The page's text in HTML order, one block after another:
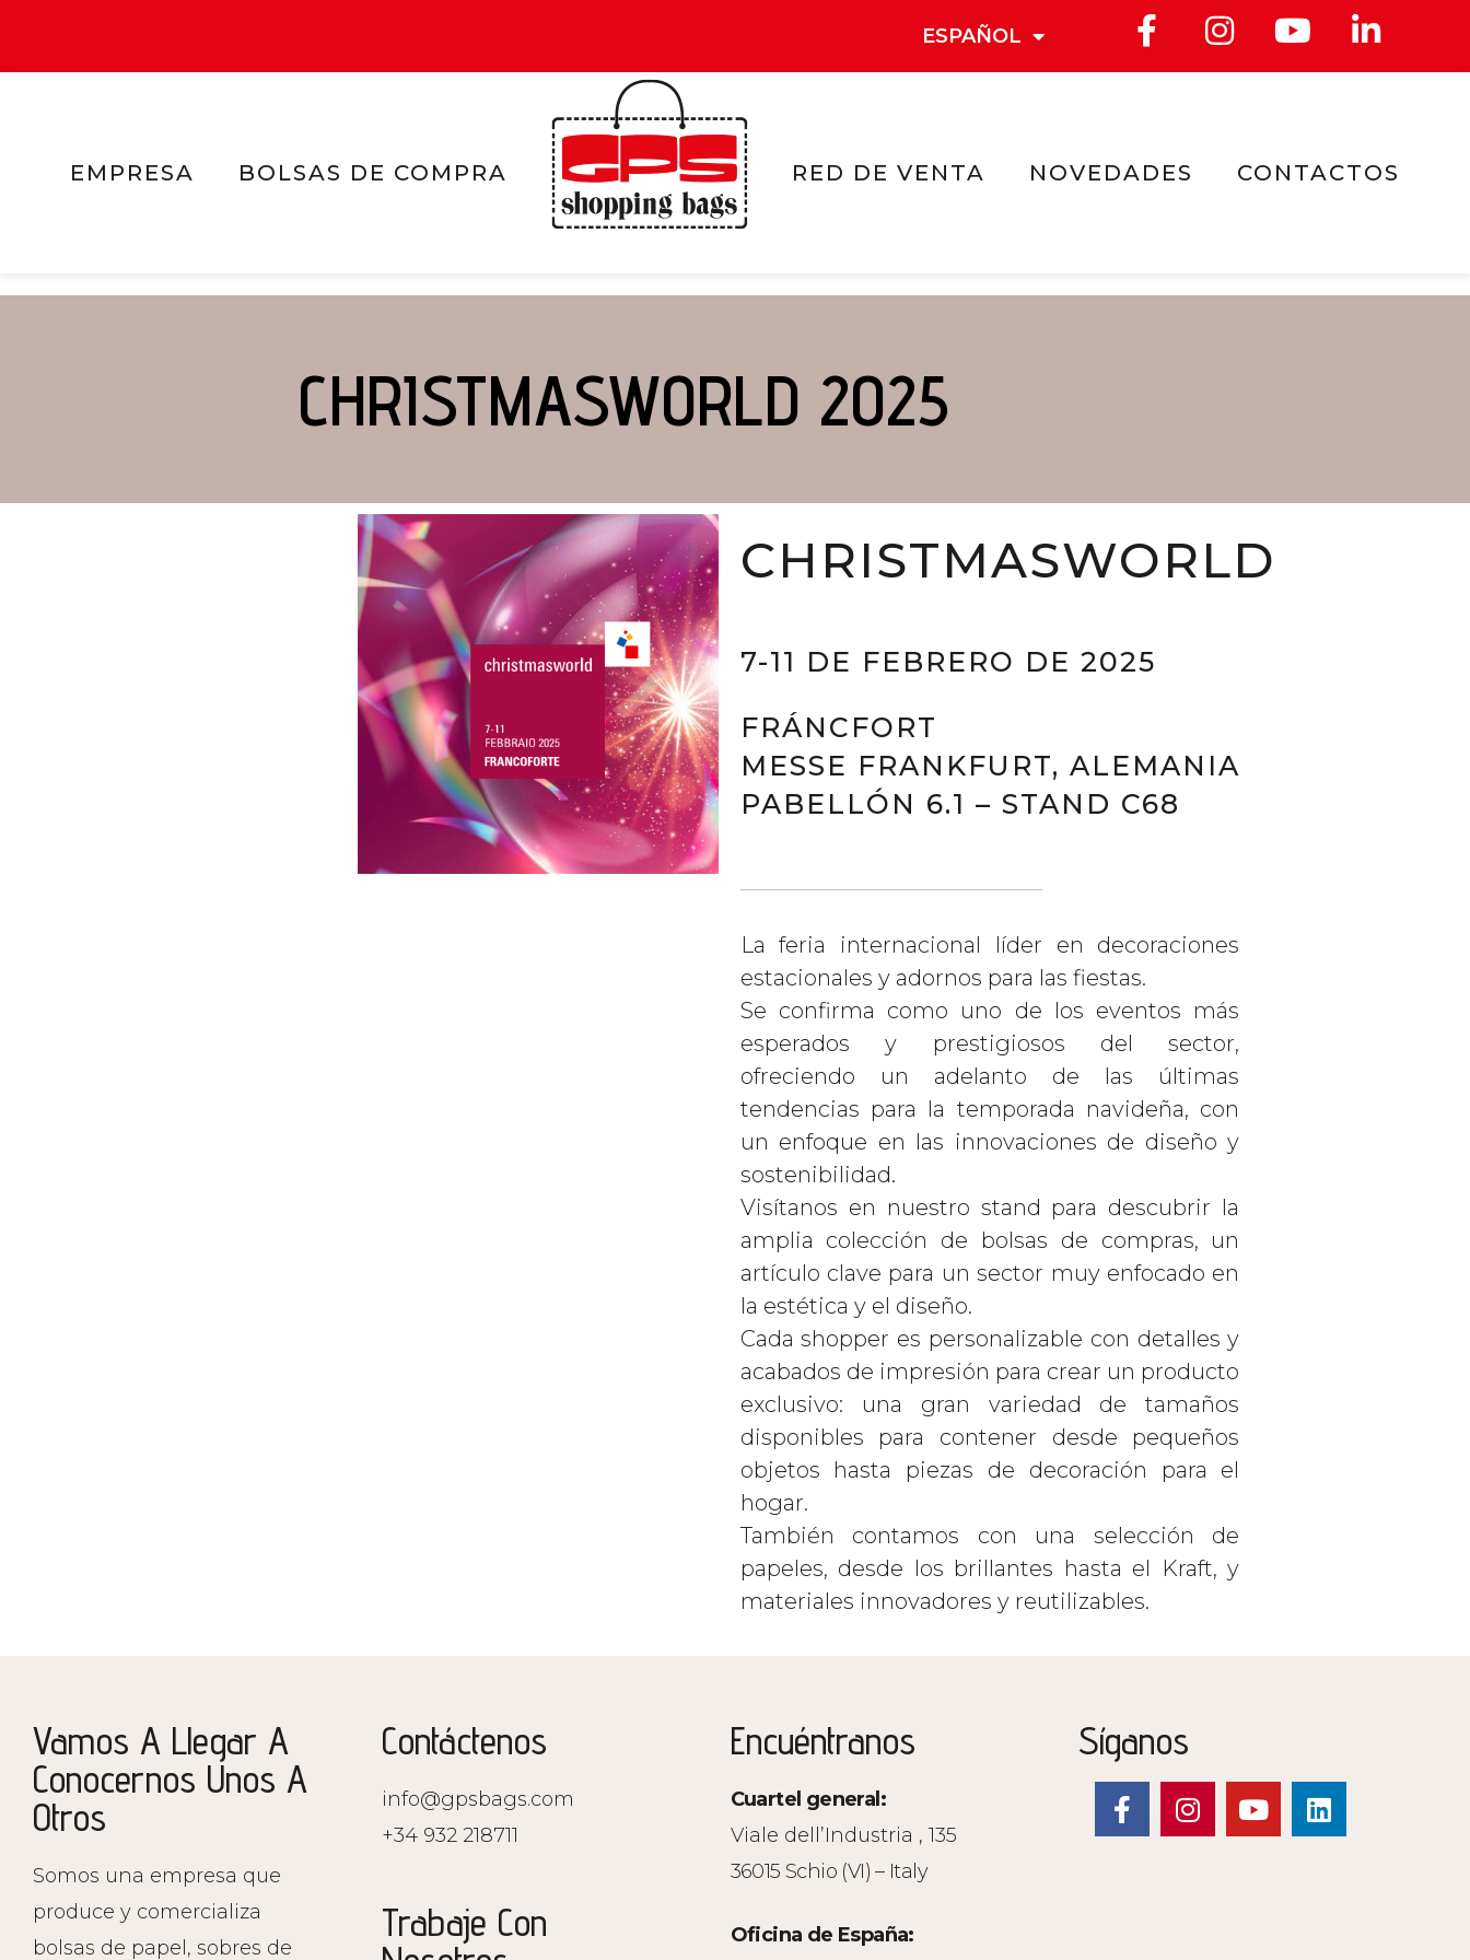
ESPAÑOL
EMPRESA BOLSAS DE COMPRA RED DE VENTA NOVEDADES CONTACTOS
CHRISTMASWORLD 2025
CHRISTMASWORLD
7-11 DE FEBRERO DE 2025
FRÁNCFORT
MESSE FRANKFURT, ALEMANIA
PABELLÓN 6.1 – STAND C68
La feria internacional líder en decoraciones
estacionales y adornos para las fiestas.
Se confirma como uno de los eventos más
esperados y prestigiosos del sector,
ofreciendo un adelanto de las últimas
tendencias para la temporada navideña, con
un enfoque en las innovaciones de diseño y
sostenibilidad.
Visítanos en nuestro stand para descubrir la
amplia colección de bolsas de compras, un
artículo clave para un sector muy enfocado en
la estética y el diseño.
Cada shopper es personalizable con detalles y
acabados de impresión para crear un producto
exclusivo: una gran variedad de tamaños
disponibles para contener desde pequeños
objetos hasta piezas de decoración para el
hogar.
También contamos con una selección de
papeles, desde los brillantes hasta el Kraft, y
materiales innovadores y reutilizables.
Vamos A Llegar A
Conocernos Unos A
Otros
Somos una empresa que
produce y comercializa
bolsas de papel, sobres de
Contáctenos
info@gpsbags.com
+34 932 218711
Trabaje Con
Encuéntranos
Cuartel general:
Viale dell’Industria , 135
36015 Schio (VI) – Italy
Oficina de España:
Síganos